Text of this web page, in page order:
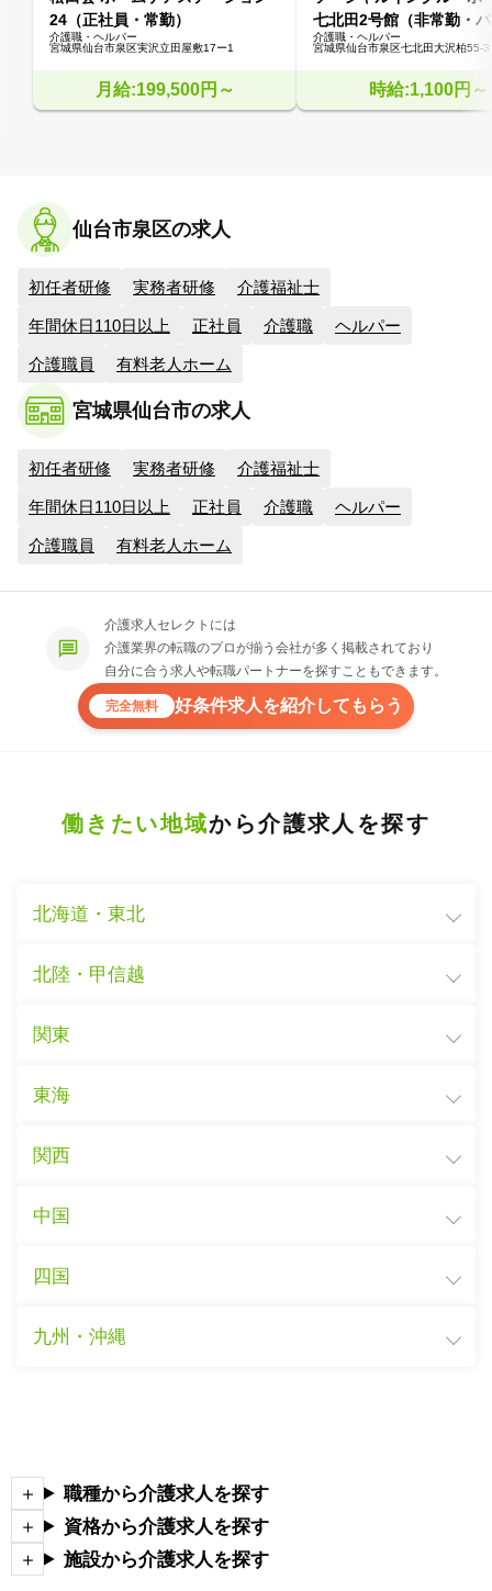
24（正社員・常勤）
介護職・ヘルパー
宮城県仙台市泉区実沢立田屋敷17ー1
月給:199,500円～
七北田2号館（非常勤・
介護職・ヘルパー
宮城県仙台市泉区七北田大沢柏55-3
時給:1,100円～
仙台市泉区の求人
初任者研修 実務者研修 介護福祉士
年間休日110日以上 正社員 介護職 ヘルパー
介護職員 有料老人ホーム
宮城県仙台市の求人
初任者研修 実務者研修 介護福祉士
年間休日110日以上 正社員 介護職 ヘルパー
介護職員 有料老人ホーム
介護求人セレクトには
介護業界の転職のプロが揃う会社が多く掲載されており
自分に合う求人や転職パートナーを探すこともできます。
完全無料 好条件求人を紹介してもらう
働きたい地域から介護求人を探す
北海道・東北
北陸・甲信越
関東
東海
関西
中国
四国
九州・沖縄
職種から介護求人を探す
資格から介護求人を探す
施設から介護求人を探す